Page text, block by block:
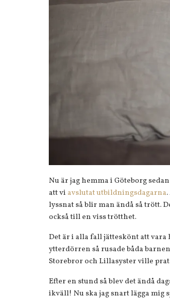
Nu är jag hemma i Göteborg
att vi avslutat utbildningsdagarna
lyssnat så blir man ändå så trött.
också till en viss trötthet.
Det är i alla fall jätteskönt att
ytterdörren så rusade båda
Storebror och Lillasyster ville
Efter en stund så blev det ändå
ikväll! Nu ska jag snart lägga mig